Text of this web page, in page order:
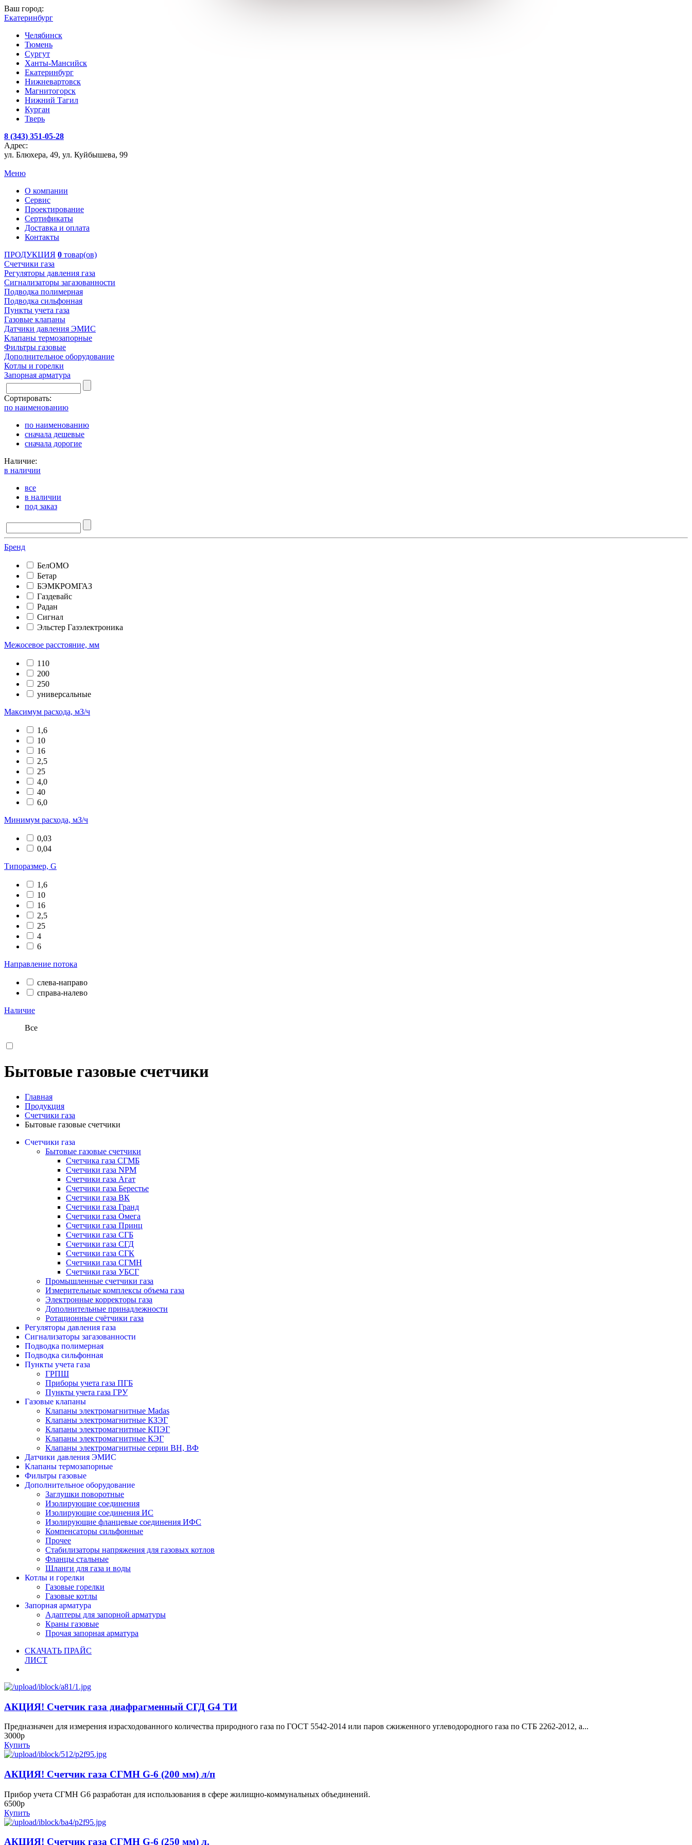
Ваш город:
Екатеринбург
Челябинск
Тюмень
Сургут
Ханты-Мансийск
Екатеринбург
Нижневартовск
Магнитогорск
Нижний Тагил
Курган
Тверь
8 (343) 351-05-28
Адрес:
ул. Блюхера, 49, ул. Куйбышева, 99
Меню
О компании
Сервис
Проектирование
Сертификаты
Доставка и оплата
Контакты
ПРОДУКЦИЯ 0 товар(ов)
Счетчики газа
Регуляторы давления газа
Сигнализаторы загазованности
Подводка полимерная
Подводка сильфонная
Пункты учета газа
Газовые клапаны
Датчики давления ЭМИС
Клапаны термозапорные
Фильтры газовые
Дополнительное оборудование
Котлы и горелки
Запорная арматура
Сортировать:
по наименованию
по наименованию
сначала дешевые
сначала дорогие
Наличие:
в наличии
все
в наличии
под заказ
Бренд
БелОМО
Бетар
БЭМКРОМГАЗ
Газдевайс
Радан
Сигнал
Эльстер Газэлектроника
Межосевое расстояние, мм
110
200
250
универсальные
Максимум расхода, мЗ/ч
1,6
10
16
2,5
25
4,0
40
6,0
Минимум расхода, мЗ/ч
0,03
0,04
Типоразмер, G
1,6
10
16
2,5
25
4
6
Направление потока
слева-направо
справа-налево
Наличие
Все
Бытовые газовые счетчики
Главная
Продукция
Счетчики газа
Бытовые газовые счетчики
Счетчики газа
Бытовые газовые счетчики
Счетчика газа СГМБ
Счетчики газа NPM
Счетчики газа Агат
Счетчики газа Берестье
Счетчики газа ВК
Счетчики газа Гранд
Счетчики газа Омега
Счетчики газа Принц
Счетчики газа СГБ
Счетчики газа СГД
Счетчики газа СГК
Счетчики газа СГМН
Счетчики газа УБСГ
Промышленные счетчики газа
Измерительные комплексы объема газа
Электронные корректоры газа
Дополнительные принадлежности
Ротационные счётчики газа
Регуляторы давления газа
Сигнализаторы загазованности
Подводка полимерная
Подводка сильфонная
Пункты учета газа
ГРПШ
Приборы учета газа ПГБ
Пункты учета газа ГРУ
Газовые клапаны
Клапаны электромагнитные Madas
Клапаны электромагнитные КЗЭГ
Клапаны электромагнитные КПЭГ
Клапаны электромагнитные КЭГ
Клапаны электромагнитные серии ВН, ВФ
Датчики давления ЭМИС
Клапаны термозапорные
Фильтры газовые
Дополнительное оборудование
Заглушки поворотные
Изолирующие соединения
Изолирующие соединения ИС
Изолирующие фланцевые соединения ИФС
Компенсаторы сильфонные
Прочее
Стабилизаторы напряжения для газовых котлов
Фланцы стальные
Шланги для газа и воды
Котлы и горелки
Газовые горелки
Газовые котлы
Запорная арматура
Адаптеры для запорной арматуры
Краны газовые
Прочая запорная арматура
СКАЧАТЬ ПРАЙС
ЛИСТ
АКЦИЯ! Счетчик газа диафрагменный СГД G4 ТИ
Предназначен для измерения израсходованного количества природного газа по ГОСТ 5542-2014 или паров сжиженного углеводородного газа по СТБ 2262-2012, а...
3000р
Купить
АКЦИЯ! Счетчик газа СГМН G-6 (200 мм) л/п
Прибор учета СГМН G6 разработан для использования в сфере жилищно-коммунальных объединений.
6500р
Купить
АКЦИЯ! Счетчик газа СГМН G-6 (250 мм) л.